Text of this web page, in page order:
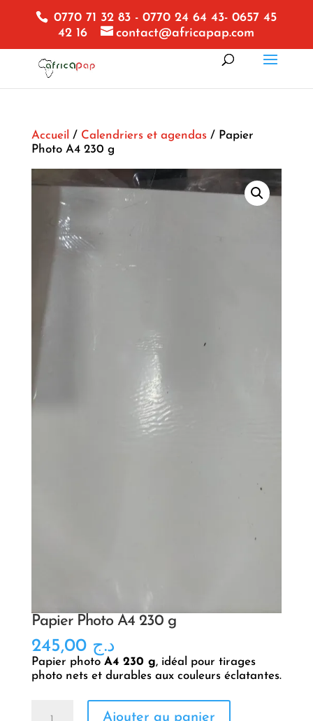
0770 71 32 83 - 0770 24 64 43- 0657 45
42 16
contact@africapap.com
Accueil / Calendriers et agendas/ Papier
Photo A4 230 g
Papier Photo A4 230 g
د.ج 245,00
Papier photo A4 230 g, idéal pour tirages
photo nets et durables aux couleurs éclatantes.
Ajouter au panier